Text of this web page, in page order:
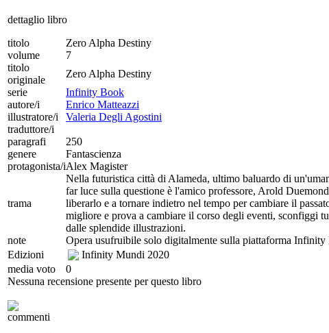
dettaglio libro
titolo
Zero Alpha Destiny
volume
7
titolo
originale
Zero Alpha Destiny
serie
Infinity Book
autore/i
Enrico Matteazzi
illustratore/i
Valeria Degli Agostini
traduttore/i
paragrafi
250
genere
Fantascienza
protagonista/iAlex Magister
trama
Nella futuristica città di Alameda, ultimo baluardo di
far luce sulla questione è l'amico professore, Arold
liberarlo e a tornare indietro nel tempo per cambiare il
migliore e prova a cambiare il corso degli eventi, sconfiggi
dalle splendide illustrazioni.
note
Opera usufruibile solo digitalmente sulla piattaforma Infinity
Edizioni
Infinity Mundi 2020
media voto
0
Nessuna recensione presente per questo libro
commenti